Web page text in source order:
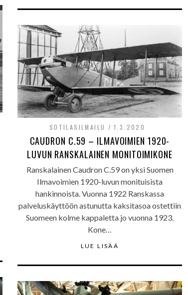
SOTILASILMAILU 1.3.2020
CAUDRON C.59 – ILMAVOIMIEN 1920-
LUVUN RANSKALAINEN MONITOIMIKONE
Ranskalainen Caudron C.59 on yksi Suomen
Ilmavoimien 1920-luvun monituisista
hankinnoista. Vuonna 1922 Ranskassa
palveluskäyttöön astunutta kaksitasoa ostettiin
Suomeen kolme kappaletta jo vuonna 1923.
Kone…
LUE LISÄÄ